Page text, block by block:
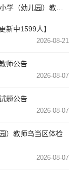
体检结果和进入政审人员公告
新中1599人】
2026-08-21
师公告
2026-08-07
题公告
2026-08-07
）教师乌当区体检
2026-08-07